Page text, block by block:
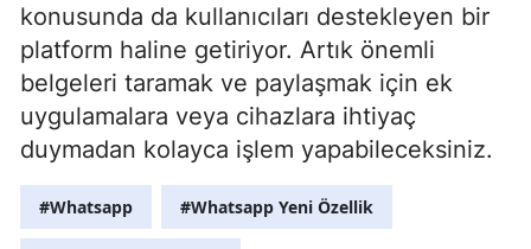
konusunda da kullanıcıları destekleyen bir
platform haline getiriyor. Artık önemli
belgeleri taramak ve paylaşmak için ek
uygulamalara veya cihazlara ihtiyaç
duymadan kolayca işlem yapabileceksiniz.
#Whatsapp #Whatsapp Yeni Özellik